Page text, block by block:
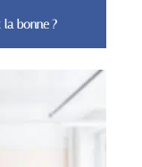
bonne ?